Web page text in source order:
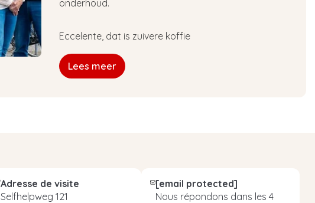
onderhoud.
Eccelente, dat is zuivere koffie
Lees meer
Adresse de visite
Selfhelpweg 121
[email protected]
Nous répondons dans les 4